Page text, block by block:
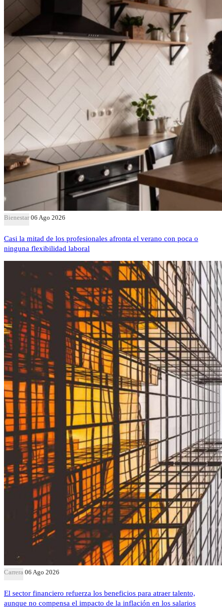
Bienestar 06 Ago 2026
Casi la mitad de los profesionales afronta el verano con poca o
ninguna flexibilidad laboral
Carrera 06 Ago 2026
El sector financiero refuerza los beneficios para atraer talento,
aunque no compensa el impacto de la inflación en los salarios